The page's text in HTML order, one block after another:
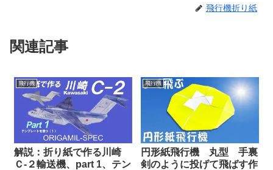
飛行機折り紙
関連記事
飛行機
解説：折り紙で作る川崎
Ｃ-２輸送機、part 1、テン
飛行機
円形紙飛行機 丸型 手裏
剣のように投げて飛ばす作